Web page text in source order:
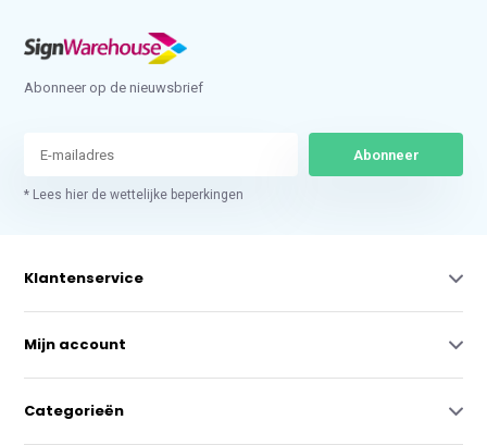
Abonneer op de nieuwsbrief
Abonneer
* Lees hier de wettelijke beperkingen
Klantenservice
Mijn account
Categorieën